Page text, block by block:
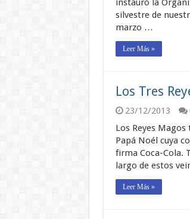
instauró la
silvestre de
marzo …
Leer Más »
Los Tres
23/12/2013
Los Reyes
Papá Noél cuya
firma Coca-Cola.
largo de estos
Leer Más »